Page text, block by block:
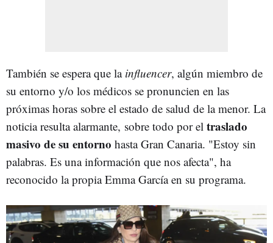
También se espera que la influencer, algún miembro de
su entorno y/o los médicos se pronuncien en las
próximas horas sobre el estado de salud de la menor. La
noticia resulta alarmante, sobre todo por el traslado
masivo de su entorno hasta Gran Canaria. "Estoy sin
palabras. Es una información que nos afecta", ha
reconocido la propia Emma García en su programa.